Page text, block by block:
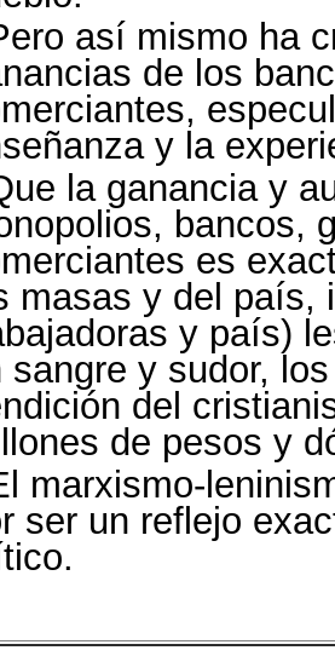
así mismo ha
de los
y la
la ganancia y
bancos,
es
masas y del país,
y país)
sangre y sudor,
del
de pesos y
marxismo-
ser un reflejo